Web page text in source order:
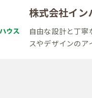
株式会社イン
自由な設計と丁
スやデザインのア